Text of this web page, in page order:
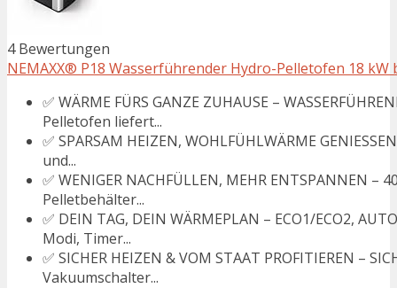
4 Bewertungen
NEMAXX® P18 Wasserführender Hydro-Pelletofen 18 kW
✅ WÄRME FÜRS GANZE ZUHAUSE –
Pelletofen liefert...
✅ SPARSAM HEIZEN, WOHLFÜHLWÄRME
und...
✅ WENIGER NACHFÜLLEN, MEHR ENTSPANNEN –
Pelletbehälter...
✅ DEIN TAG, DEIN WÄRMEPLAN – ECO1/ECO2,
Modi, Timer...
✅ SICHER HEIZEN & VOM STAAT PROFITIEREN –
Vakuumschalter...